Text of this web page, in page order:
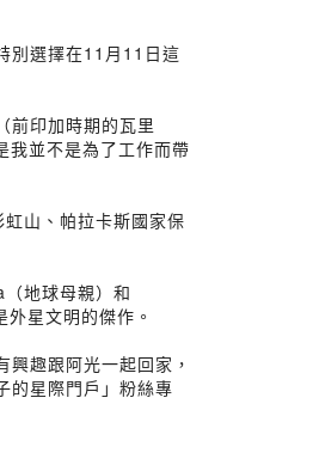
別選擇在11月11日這
前印加時期的瓦里
我並不是為了工作而帶
山、帕拉卡斯國家保
地球母親）和
星文明的傑作。
趣跟阿光一起回家，
的星際門戶」粉絲專